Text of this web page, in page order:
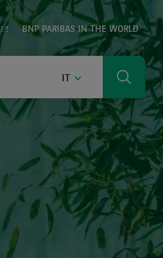
BNP PARIBAS IN THE WORLD
ITITALIANO Ricerca